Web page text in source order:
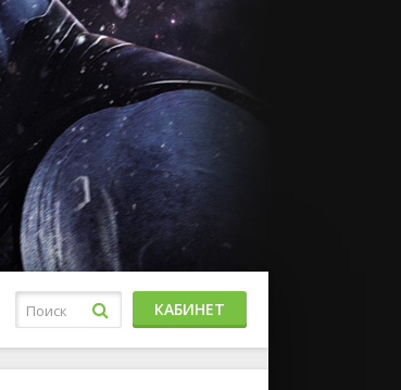
КАБИНЕТ